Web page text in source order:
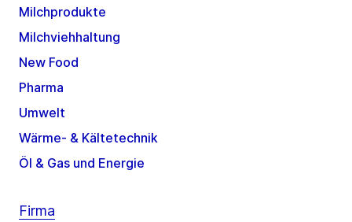
Milchprodukte
Milchviehhaltung
New Food
Pharma
Umwelt
Wärme- & Kältetechnik
Öl & Gas und Energie
Firma